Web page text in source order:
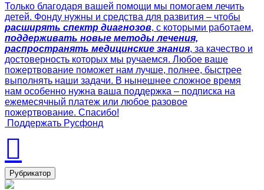
Только благодаря вашей помощи мы помогаем лечить
детей. Фонду нужны и средства для развития – чтобы
расширять спектр диагнозов, с которыми работаем,
поддерживать новые методы лечения,
распространять медицинские знания, за качество и
достоверность которых мы ручаемся. Любое ваше
пожертвование поможет нам лучше, полнее, быстрее
выполнять наши задачи. В нынешнее сложное время
нам особенно нужна ваша поддержка – подписка на
ежемесячный платеж или любое разовое
пожертвование. Спасибо!
Поддержать Русфонд
Рубрикатор